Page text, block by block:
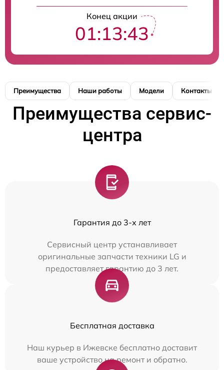
Конец акции
01:13:42
Преимущества Наши работы Модели Контакты
Преимущества сервис-
центра
Гарантия до 3-х лет
Сервисный центр устанавливает
оригинальные запчасти техники LG и
предоставляет гарантию до 3 лет.
Бесплатная доставка
Наш курьер в Ижевске бесплатно доставит
ваше устройство на ремонт и обратно.